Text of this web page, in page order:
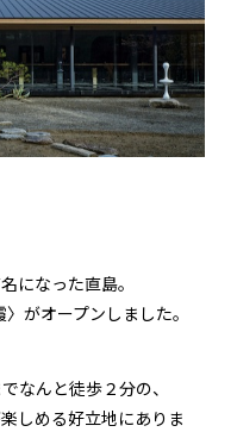
になった直島。
がオープンしました。
なんと徒歩２分の、
しめる好立地にありま